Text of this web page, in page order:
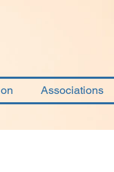
Associations